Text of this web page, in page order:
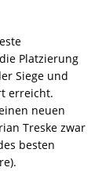
Platzierung
Siege und
erreicht.
neuen
Treske zwar
besten